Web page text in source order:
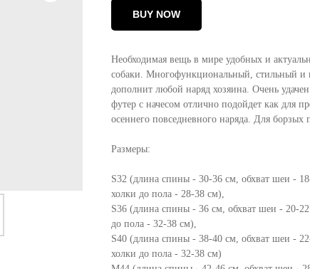
BUY NOW
Необходимая вещь в мире удобных и
собаки. Многофункциональный, стильный
дополнит любой наряд хозяина. Очень
футер с начесом отлично подойдет как для
осеннего повседневного наряда. Для борзых
Размеры:
S32 (длина спины - 30-36 см, обхват шеи -
холки до пола - 28-38 см),
S36 (длина спины - 36 см, обхват шеи - 20-
до пола - 32-38 см),
S40 (длина спины - 38-40 см, обхват шеи -
холки до пола - 32-38 см)